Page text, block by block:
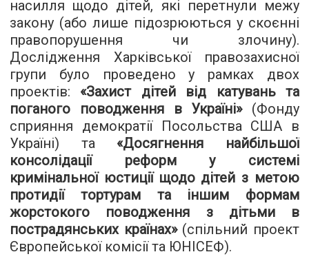
насилля щодо дітей, які перетнули межу
закону (або лише підозрюються у скоєнні
правопорушення чи злочину).
Дослідження Харківської правозахисної
групи було проведено у рамках двох
проектів: «Захист дітей від катувань та
поганого поводження в Україні»(Фонду
сприяння демократії Посольства США в
Україні) та «Досягнення найбільшої
консолідації реформ у системі
кримінальної юстиції щодо дітей з метою
протидії тортурам та іншим формам
жорстокого поводження з дітьми в
пострадянських країнах»(спільний проект
Європейської комісії та ЮНІСЕФ).